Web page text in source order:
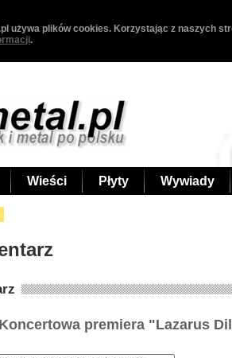
używa plików cookies. Korzystając z naszych
.
Wieści Płyty Wywiady
premiera "Lazarus